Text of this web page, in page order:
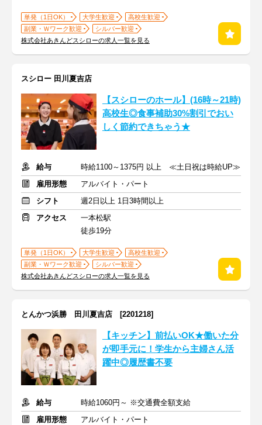
単発（1日OK） 大学生歓迎
高校生歓迎
副業・Ｗワーク歓迎
シルバー歓迎
株式会社あきんどスシローの求人一覧を見る
スシロー 田川夏吉店
【スシローのホール】(16時～21時)
高校生◎食事補助30%割引でおい
しく節約できちゃう★
給与
時給1100～1375円 以上 ≪土日祝は時給UP≫
雇用形態
アルバイト・パート
シフト
週2日以上 1日3時間以上
アクセス
一本松駅
徒歩19分
単発（1日OK） 大学生歓迎
高校生歓迎
副業・Ｗワーク歓迎
シルバー歓迎
株式会社あきんどスシローの求人一覧を見る
とんかつ浜勝 田川夏吉店 [2201218]
【キッチン】前払いOK★働いた分
が即手元に！学生から主婦さん活
躍中◎履歴書不要
給与
時給1060円～ ※交通費全額支給
雇用形態
アルバイト・パート